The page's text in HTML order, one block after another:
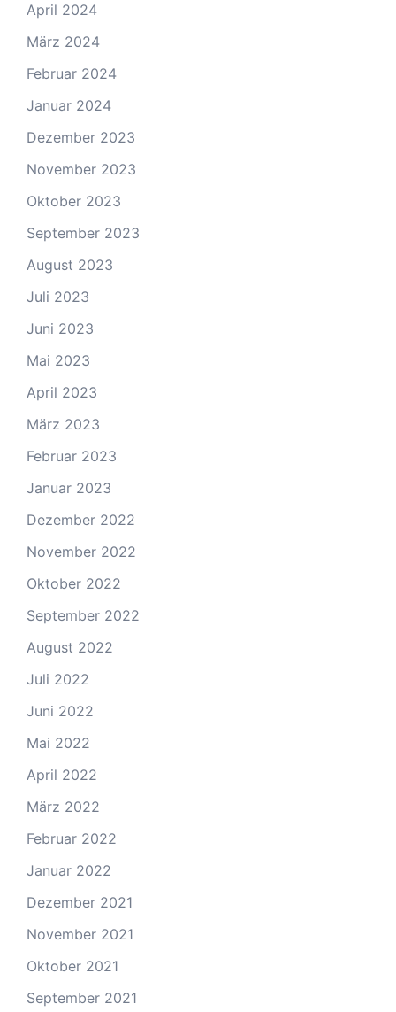
April 2024
März 2024
Februar 2024
Januar 2024
Dezember 2023
November 2023
Oktober 2023
September 2023
August 2023
Juli 2023
Juni 2023
Mai 2023
April 2023
März 2023
Februar 2023
Januar 2023
Dezember 2022
November 2022
Oktober 2022
September 2022
August 2022
Juli 2022
Juni 2022
Mai 2022
April 2022
März 2022
Februar 2022
Januar 2022
Dezember 2021
November 2021
Oktober 2021
September 2021